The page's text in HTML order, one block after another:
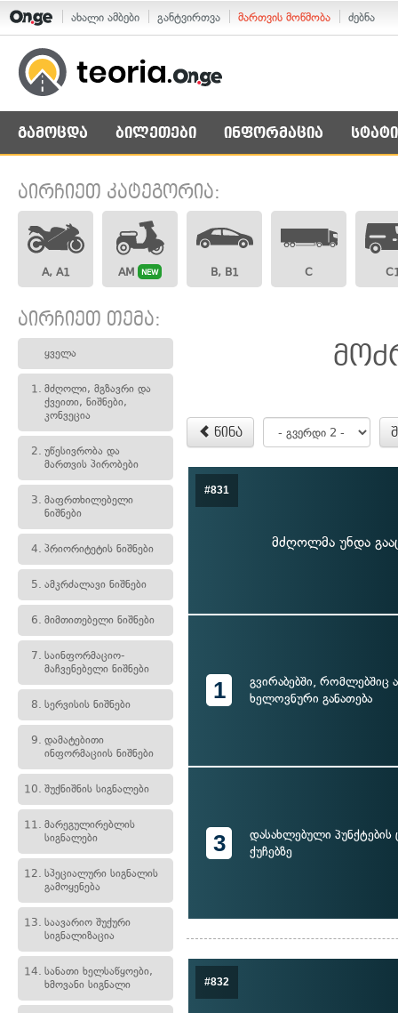
ახალი ამბები განტვირთვა მართვის მოწმობა ძებნა
გამოცდა ბილეთები ინფორმაცია
აირჩიეთ კატეგორია:
A, A1 AM NEW B, B1 C
აირჩიეთ თემა:
ყველა
1. მძღოლი, მგზავრი და
ქვეითი, ნიშნები,
კონვეცია
2. უწესივრობა და
მართვის პირობები
3. მაფრთხილებელი
ნიშნები
4. პრიორიტეტის ნიშნები
5. ამკრძალავი ნიშნები
6. მიმთითებელი ნიშნები
7. საინფორმაციო-
მაჩვენებელი ნიშნები
8. სერვისის ნიშნები
9. დამატებითი
ინფორმაციის ნიშნები
10. შუქნიშნის სიგნალები
11. მარეგულირებლის
სიგნალები
12. სპეციალური სიგნალის
გამოყენება
13. საავარიო შუქური
სიგნალიზაცია
14. სანათი ხელსაწყოები,
ხმოვანი სიგნალი
წინა
#831
მძღოლმა უნდა
1
გვირაბებში, რომლებშიც
ხელოვნური განათება
3
დასახლებული
ქუჩებზე
#832